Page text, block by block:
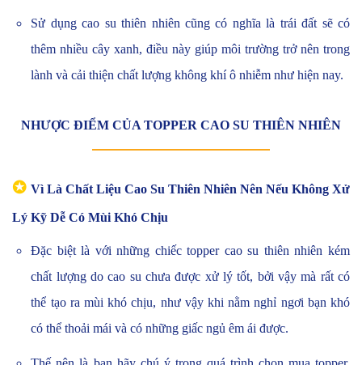
Sử dụng cao su thiên nhiên cũng có nghĩa là trái đất sẽ có
thêm nhiều cây xanh, điều này giúp môi trường trở nên trong
lành và cải thiện chất lượng không khí ô nhiễm như hiện nay.
NHƯỢC ĐIỂM CỦA TOPPER CAO SU THIÊN NHIÊN
✪ Vì Là Chất Liệu Cao Su Thiên Nhiên Nên Nếu Không Xử
Lý Kỹ Dễ Có Mùi Khó Chịu
Đặc biệt là với những chiếc topper cao su thiên nhiên kém
chất lượng do cao su chưa được xử lý tốt, bởi vậy mà rất có
thể tạo ra mùi khó chịu, như vậy khi nằm nghỉ ngơi bạn khó
có thể thoải mái và có những giấc ngủ êm ái được.